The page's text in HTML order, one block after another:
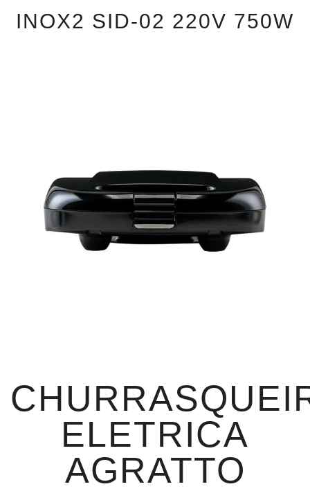
INOX2 SID-02 220V 750W
ELETRICA
AGRATTO